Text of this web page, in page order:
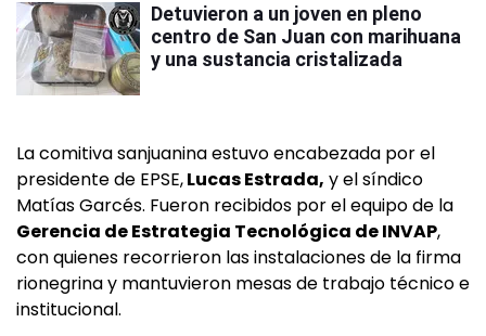
Detuvieron a un joven en pleno
centro de San Juan con marihuana
y una sustancia cristalizada
La comitiva sanjuanina estuvo encabezada por el
presidente de EPSE,Lucas Estrada, y el síndico
Matías Garcés. Fueron recibidos por el equipo de la
Gerencia de Estrategia Tecnológica de INVAP,
con quienes recorrieron las instalaciones de la firma
rionegrina y mantuvieron mesas de trabajo técnico e
institucional.